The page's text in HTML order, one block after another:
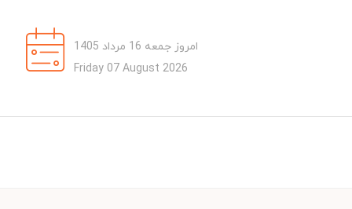
امروز جمعه 16 مرداد 1405
Friday 07 August 2026